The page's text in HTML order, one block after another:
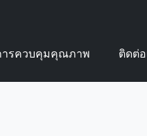
ารควบคุมคุณภาพ ติดต่อ